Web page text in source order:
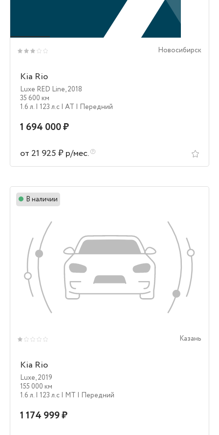
Новосибирск
Kia Rio
Luxe RED Line,2018
35 600 км
1.6 л. | 123 л.c | AT | Передний
1 694 000 ₽
от 21 925 ₽ р/мес.
В наличии
Казань
Kia Rio
Luxe,2019
155 000 км
1.6 л. | 123 л.c | MT | Передний
1 174 999 ₽